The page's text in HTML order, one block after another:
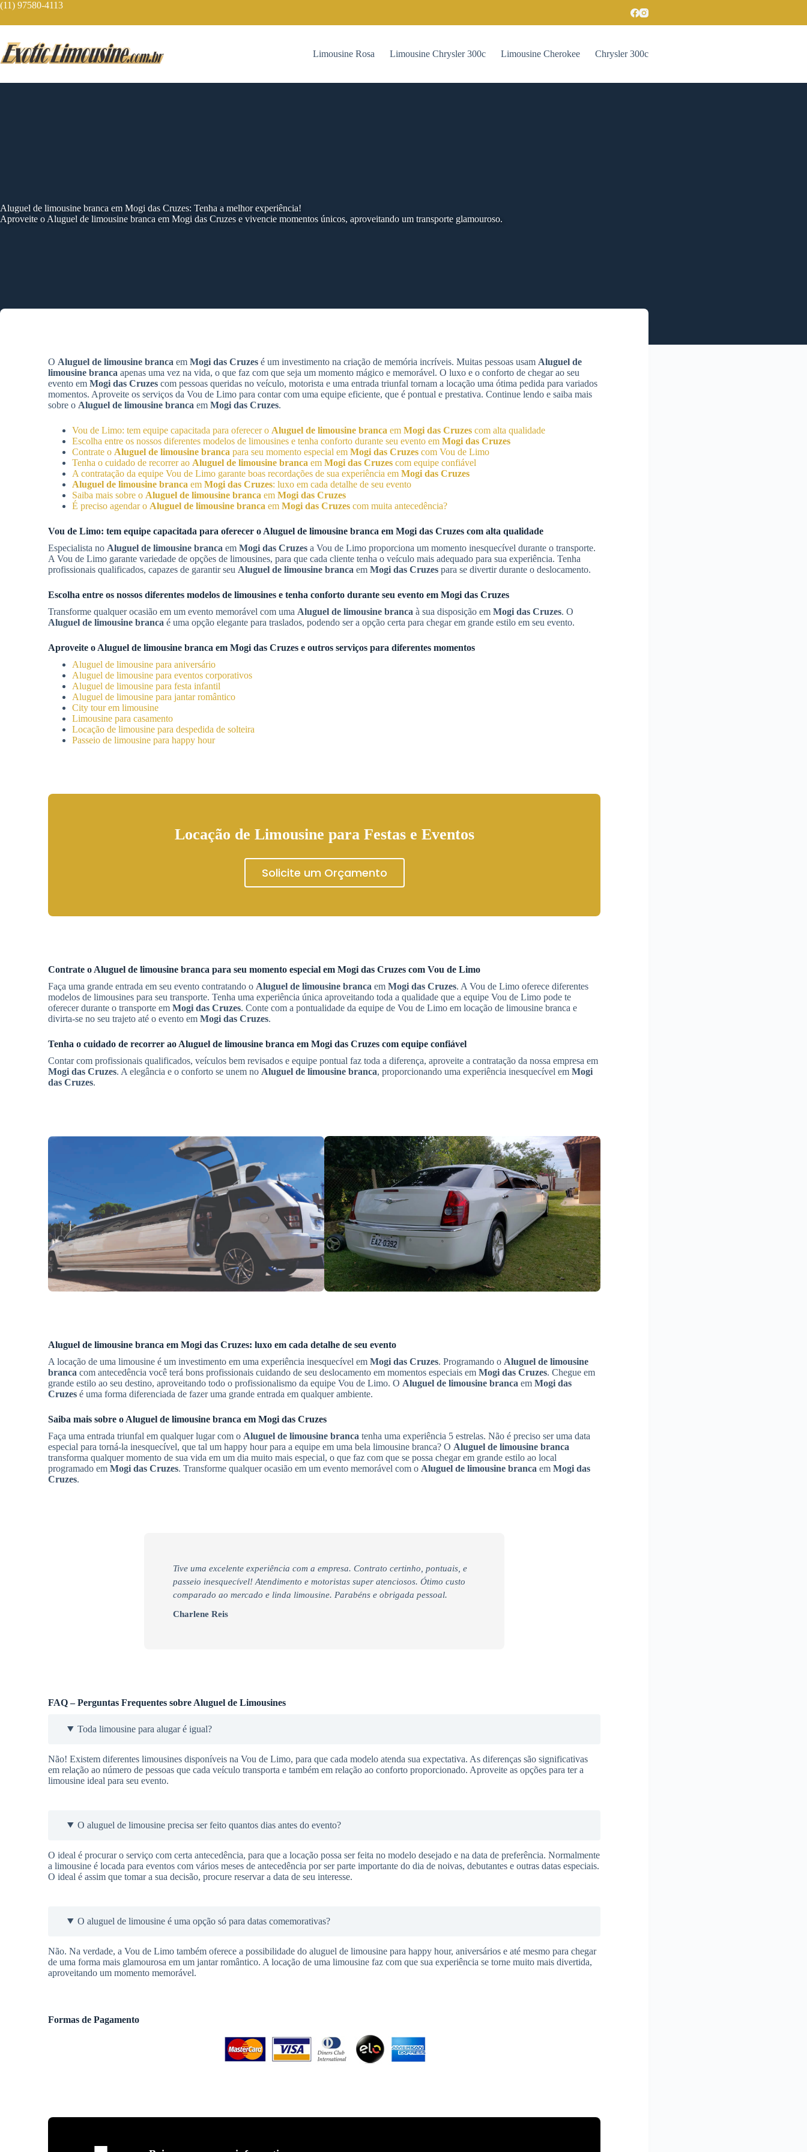
Skip
content
(11) 97580-4113
Limousine Rosa Limousine Chrysler 300c Limousine Cherokee Chrysler 300c
Aluguel de limousine branca em Mogi das Cruzes: Tenha a melhor experiência!
Aproveite o Aluguel de limousine branca em Mogi das Cruzes e vivencie momentos únicos, aproveitando um transporte glamouroso.
O Aluguel de limousine branca em Mogi das Cruzes é um investimento na criação de memória incríveis. Muitas pessoas usam Aluguel de
limousine branca apenas uma vez na vida, o que faz com que seja um momento mágico e memorável. O luxo e o conforto de chegar ao seu
evento em Mogi das Cruzes com pessoas queridas no veículo, motorista e uma entrada triunfal tornam a locação uma ótima pedida para variados
momentos. Aproveite os serviços da Vou de Limo para contar com uma equipe eficiente, que é pontual e prestativa. Continue lendo e saiba mais
sobre o Aluguel de limousine branca em Mogi das Cruzes.
Vou de Limo: tem equipe capacitada para oferecer o Aluguel de limousine branca em Mogi das Cruzes com alta qualidade
Escolha entre os nossos diferentes modelos de limousines e tenha conforto durante seu evento em Mogi das Cruzes
Contrate o Aluguel de limousine branca para seu momento especial em Mogi das Cruzes com Vou de Limo
Tenha o cuidado de recorrer ao Aluguel de limousine branca em Mogi das Cruzes com equipe confiável
A contratação da equipe Vou de Limo garante boas recordações de sua experiência em Mogi das Cruzes
Aluguel de limousine branca em Mogi das Cruzes: luxo em cada detalhe de seu evento
Saiba mais sobre o Aluguel de limousine branca em Mogi das Cruzes
É preciso agendar o Aluguel de limousine branca em Mogi das Cruzes com muita antecedência?
Vou de Limo: tem equipe capacitada para oferecer o Aluguel de limousine branca em Mogi das Cruzes com alta qualidade
Especialista no Aluguel de limousine branca em Mogi das Cruzes a Vou de Limo proporciona um momento inesquecível durante o transporte.
A Vou de Limo garante variedade de opções de limousines, para que cada cliente tenha o veículo mais adequado para sua experiência. Tenha
profissionais qualificados, capazes de garantir seu Aluguel de limousine branca em Mogi das Cruzes para se divertir durante o deslocamento.
Escolha entre os nossos diferentes modelos de limousines e tenha conforto durante seu evento em Mogi das Cruzes
Transforme qualquer ocasião em um evento memorável com uma Aluguel de limousine branca à sua disposição em Mogi das Cruzes. O
Aluguel de limousine branca é uma opção elegante para traslados, podendo ser a opção certa para chegar em grande estilo em seu evento.
Aproveite o Aluguel de limousine branca em Mogi das Cruzes e outros serviços para diferentes momentos
Aluguel de limousine para aniversário
Aluguel de limousine para eventos corporativos
Aluguel de limousine para festa infantil
Aluguel de limousine para jantar romântico
City tour em limousine
Limousine para casamento
Locação de limousine para despedida de solteira
Passeio de limousine para happy hour
Locação de Limousine para Festas e Eventos
Solicite um Orçamento
Contrate o Aluguel de limousine branca para seu momento especial em Mogi das Cruzes com Vou de Limo
Faça uma grande entrada em seu evento contratando o Aluguel de limousine branca em Mogi das Cruzes. A Vou de Limo oferece diferentes
modelos de limousines para seu transporte. Tenha uma experiência única aproveitando toda a qualidade que a equipe Vou de Limo pode te
oferecer durante o transporte em Mogi das Cruzes. Conte com a pontualidade da equipe de Vou de Limo em locação de limousine branca e
divirta-se no seu trajeto até o evento em Mogi das Cruzes.
Tenha o cuidado de recorrer ao Aluguel de limousine branca em Mogi das Cruzes com equipe confiável
Contar com profissionais qualificados, veículos bem revisados e equipe pontual faz toda a diferença, aproveite a contratação da nossa empresa em
Mogi das Cruzes. A elegância e o conforto se unem no Aluguel de limousine branca, proporcionando uma experiência inesquecível em Mogi
das Cruzes.
Aluguel de limousine branca em Mogi das Cruzes: luxo em cada detalhe de seu evento
A locação de uma limousine é um investimento em uma experiência inesquecível em Mogi das Cruzes. Programando o Aluguel de limousine
branca com antecedência você terá bons profissionais cuidando de seu deslocamento em momentos especiais em Mogi das Cruzes. Chegue em
grande estilo ao seu destino, aproveitando todo o profissionalismo da equipe Vou de Limo. O Aluguel de limousine branca em Mogi das
Cruzes é uma forma diferenciada de fazer uma grande entrada em qualquer ambiente.
Saiba mais sobre o Aluguel de limousine branca em Mogi das Cruzes
Faça uma entrada triunfal em qualquer lugar com o Aluguel de limousine branca tenha uma experiência 5 estrelas. Não é preciso ser uma data
especial para torná-la inesquecível, que tal um happy hour para a equipe em uma bela limousine branca? O Aluguel de limousine branca
transforma qualquer momento de sua vida em um dia muito mais especial, o que faz com que se possa chegar em grande estilo ao local
programado em Mogi das Cruzes. Transforme qualquer ocasião em um evento memorável com o Aluguel de limousine branca em Mogi das
Cruzes.
Tive uma excelente experiência com a empresa. Contrato certinho, pontuais, e
passeio inesquecível! Atendimento e motoristas super atenciosos. Ótimo custo
comparado ao mercado e linda limousine. Parabéns e obrigada pessoal.
Charlene Reis
FAQ – Perguntas Frequentes sobre Aluguel de Limousines
Toda limousine para alugar é igual?
Não! Existem diferentes limousines disponíveis na Vou de Limo, para que cada modelo atenda sua expectativa. As diferenças são significativas
em relação ao número de pessoas que cada veículo transporta e também em relação ao conforto proporcionado. Aproveite as opções para ter a
limousine ideal para seu evento.
O aluguel de limousine precisa ser feito quantos dias antes do evento?
O ideal é procurar o serviço com certa antecedência, para que a locação possa ser feita no modelo desejado e na data de preferência. Normalmente
a limousine é locada para eventos com vários meses de antecedência por ser parte importante do dia de noivas, debutantes e outras datas especiais.
O ideal é assim que tomar a sua decisão, procure reservar a data de seu interesse.
O aluguel de limousine é uma opção só para datas comemorativas?
Não. Na verdade, a Vou de Limo também oferece a possibilidade do aluguel de limousine para happy hour, aniversários e até mesmo para chegar
de uma forma mais glamourosa em um jantar romântico. A locação de uma limousine faz com que sua experiência se torne muito mais divertida,
aproveitando um momento memorável.
Formas de Pagamento